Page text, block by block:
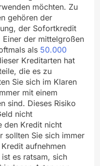
möchten. Zu
gehören der
der Sofortkredit
der mittelgroßen
als 50.000
Kreditarten hat
die es zu
Sie sich im Klaren
mit einem
sind. Dieses Risiko
nicht
den Kredit nicht
sollten Sie sich immer
aufnehmen
es ratsam, sich